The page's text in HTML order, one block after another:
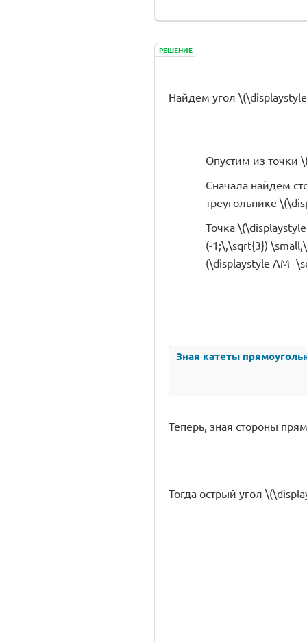
РЕШЕНИЕ
Найдем угол
Опустим из точки
Сначала найдем
треугольнике
Точка
(-1;\,\sqrt{3})
(\displaystyle
Зная катеты
Теперь, зная стороны
Тогда острый угол